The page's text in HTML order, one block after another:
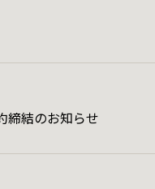
せ
報
締結のお知らせ